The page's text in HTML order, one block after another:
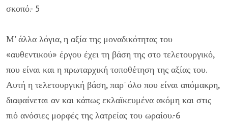
σκοπό.- 5
Μ' άλλα λόγια, η αξία της μοναδικότητας του
«αυθεντικού» έργου έχει τη βάση της στο τελετουργικό,
που είναι και η πρωταρχική τοποθέτηση της αξίας του.
Αυτή η τελετουργική βάση, παρ' όλο που είναι απόμακρη,
διαφαίνεται αν και κάπως εκλαϊκευμένα ακόμη και στις
πιό ανόσιες μορφές της λατρείας του ωραίου.-6